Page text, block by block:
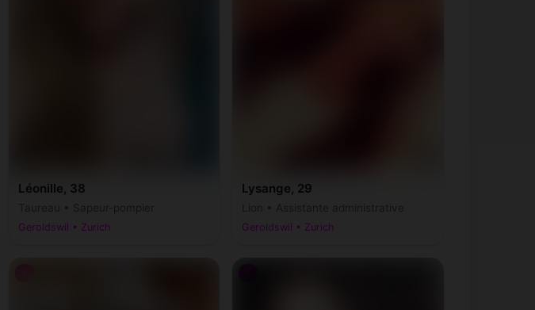
Léonille, 38
Geroldswil • Zurich
Lysange, 29
Geroldswil • Zurich